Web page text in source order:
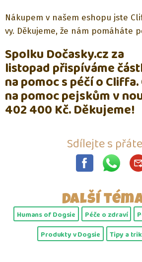
Nákupem v našem eshopu jste
vy. Děkujeme, že nám pomáháte
Spolku Dočasky.cz za
listopad přispíváme
na pomoc s péčí o
na pomoc pejskům v
402 400 Kč. Děkujeme!
Sdílejte s
Další
Humans of Dogsie Péče o zdraví
Produkty v Dogsie
Tipy a